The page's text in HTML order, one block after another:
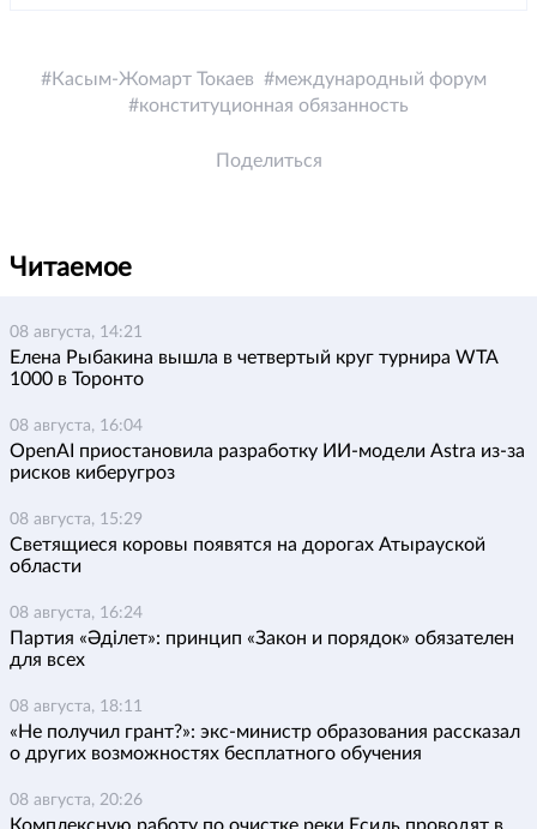
Касым-Жомарт Токаев
международный форум
конституционная обязанность
Поделиться
Читаемое
08 августа, 14:21
Елена Рыбакина вышла в четвертый круг турнира WTA
1000 в Торонто
08 августа, 16:04
OpenAI приостановила разработку ИИ-модели Astra из-за
рисков киберугроз
08 августа, 15:29
Светящиеся коровы появятся на дорогах Атырауской
области
08 августа, 16:24
Партия «Әділет»: принцип «Закон и порядок» обязателен
для всех
08 августа, 18:11
«Не получил грант?»: экс-министр образования рассказал
о других возможностях бесплатного обучения
08 августа, 20:26